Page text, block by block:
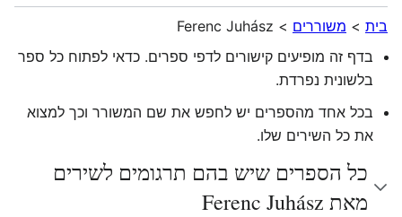
בית > משוררים >
Ferenc Juhász
בדף זה מופיעים קישורים לדפי ספרים. כדאי לפתוח כל ספר
בלשונית נפרדת.
בכל אחד מהספרים יש לחפש את שם המשורר וכך למצוא
את כל השירים שלו.
כל הספרים שיש בהם תרגומים לשירים
מאת Ferenc Juhász